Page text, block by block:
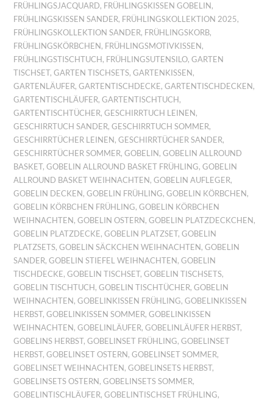
FRÜHLINGSJACQUARD, FRÜHLINGSKISSEN GOBELIN,
FRÜHLINGSKISSEN SANDER, FRÜHLINGSKOLLEKTION 2025,
FRÜHLINGSKOLLEKTION SANDER, FRÜHLINGSKORB,
FRÜHLINGSKÖRBCHEN, FRÜHLINGSMOTIVKISSEN,
FRÜHLINGSTISCHTUCH, FRÜHLINGSUTENSILO,GARTEN
TISCHSET,GARTEN TISCHSETS,GARTENKISSEN,
GARTENLÄUFER,GARTENTISCHDECKE,GARTENTISCHDECKEN,
GARTENTISCHLÄUFER,GARTENTISCHTUCH,
GARTENTISCHTÜCHER,GESCHIRRTUCH LEINEN,
GESCHIRRTUCH SANDER,GESCHIRRTUCH SOMMER,
GESCHIRRTÜCHER LEINEN,GESCHIRRTÜCHER SANDER,
GESCHIRRTÜCHER SOMMER,GOBELIN,GOBELIN ALLROUND
BASKET,GOBELIN ALLROUND BASKET FRÜHLING,GOBELIN
ALLROUND BASKET WEIHNACHTEN,GOBELIN AUFLEGER,
GOBELIN DECKEN,GOBELIN FRÜHLING,GOBELIN KÖRBCHEN,
GOBELIN KÖRBCHEN FRÜHLING,GOBELIN KÖRBCHEN
WEIHNACHTEN,GOBELIN OSTERN,GOBELIN PLATZDECKCHEN,
GOBELIN PLATZDECKE,GOBELIN PLATZSET,GOBELIN
PLATZSETS,GOBELIN SÄCKCHEN WEIHNACHTEN,GOBELIN
SANDER,GOBELIN STIEFEL WEIHNACHTEN,GOBELIN
TISCHDECKE,GOBELIN TISCHSET,GOBELIN TISCHSETS,
GOBELIN TISCHTUCH,GOBELIN TISCHTÜCHER,GOBELIN
WEIHNACHTEN,GOBELINKISSEN FRÜHLING,GOBELINKISSEN
HERBST,GOBELINKISSEN SOMMER,GOBELINKISSEN
WEIHNACHTEN,GOBELINLÄUFER,GOBELINLÄUFER HERBST,
GOBELINS HERBST,GOBELINSET FRÜHLING,GOBELINSET
HERBST,GOBELINSET OSTERN,GOBELINSET SOMMER,
GOBELINSET WEIHNACHTEN,GOBELINSETS HERBST,
GOBELINSETS OSTERN,GOBELINSETS SOMMER,
GOBELINTISCHLÄUFER,GOBELINTISCHSET FRÜHLING,